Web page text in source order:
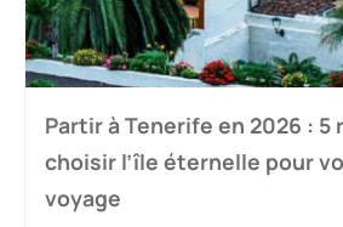
Partir à Tenerife en 2026 : 5
choisir l’île éternelle pour
voyage